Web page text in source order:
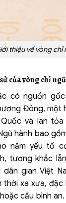
thiệu về vòng chỉ
của vòng chỉ
có nguồn
Đông, một
và lan tỏa
hành bao
năm yếu tố
tương khắc
dân gian Việt
xa xưa,
cầu bình